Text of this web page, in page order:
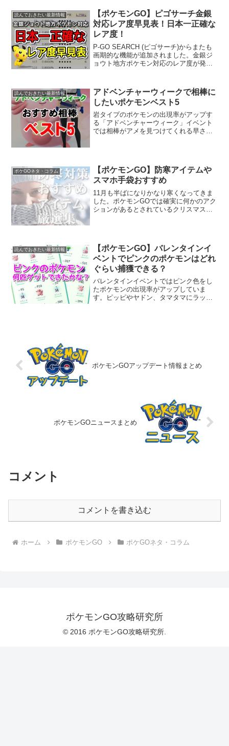
い。またここでは赤緑第一世代のカント
ー地方151匹...
読んでおきたい最新情報
【ポケモンGO】ピゴサーチ金銀
対応レア度早見表！日本一正確な
レア度！
P-GO SEARCH (ピゴサーチ)からまたも
画期的な機能が追加されました。金銀ジ
ョウト地方ポケモン対応のレア度が発表
現した回数から出された日本で一番リア
ル(現実的)...
読んでおきたい最新情報
アドベンチャーウィークで相棒に
したいポケモンベスト5
岩タイプのポケモンの出現率がアップす
る「アドベンチャーウィーク」イベント
では相棒がアメを見つけてくれる早さが4
ょう。アドベンチャーウ...
ポケGOネタ・コラム
【ポケモンGO】防寒アイテムや
スマホ手袋おすすめ
11月も半ばになりかなり寒くなってきま
した。ポケモンGOでは確実に何かのアク
ションがあるとされているクリスマスイ
読んでおきたい最新情報
【ポケモンGO】バレンタインイ
ベントでピンクのポケモンはどれ
ぐらい捕獲できる？
バレンタインイベントではピンク色をし
たポケモンの出現率がアップしていま
す。ピッピやヤドン、タマタマにラッキ
ポケモンGOアップデート情報まとめ
ポケモンGOニュースまとめ
コメント
コメントを書き込む
ホーム ポケモンGO ポケGOネタ・コラム
ポケモンGO攻略研究所
© 2016 ポケモンGO攻略研究所.